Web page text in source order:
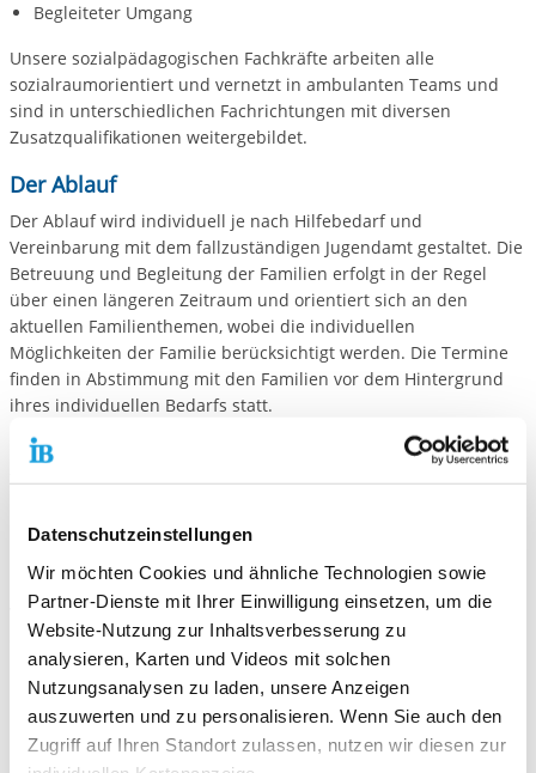
Datenschutzeinstellungen
Wir möchten Cookies und ähnliche Technologien sowie
Partner-Dienste mit Ihrer Einwilligung einsetzen, um die
Website-Nutzung zur Inhaltsverbesserung zu
analysieren, Karten und Videos mit solchen
Nutzungsanalysen zu laden, unsere Anzeigen
auszuwerten und zu personalisieren. Wenn Sie auch den
Zugriff auf Ihren Standort zulassen, nutzen wir diesen zur
Begleiteter Umgang
Unsere sozialpädagogischen Fachkräfte arbeiten alle
sozialraumorientiert und vernetzt in ambulanten Teams und
sind in unterschiedlichen Fachrichtungen mit diversen
Zusatzqualifikationen weitergebildet.
Der Ablauf
Der Ablauf wird individuell je nach Hilfebedarf und
Vereinbarung mit dem fallzuständigen Jugendamt gestaltet. Die
Betreuung und Begleitung der Familien erfolgt in der Regel
über einen längeren Zeitraum und orientiert sich an den
aktuellen Familienthemen, wobei die individuellen
Möglichkeiten der Familie berücksichtigt werden. Die Termine
finden in Abstimmung mit den Familien vor dem Hintergrund
ihres individuellen Bedarfs statt.
Das Hilfsangebot erfolgt auf ambulantem Wege, d.h. die Hilfen
Räumen statt.
Die Voraussetzungen
Voraussetzung für die Hilfe ist ein Antrag durch die Eltern (bzw.
der alleinerziehende Elternteil), die Sorgeberechtigten oder das
Kind/der Jugendliche beim Jugendamt. Hilfen zur Erziehung
plant und gewährt das Jugendamt in einem Hilfeplangespräch
mit allen Beteiligten. Die gesetzlichen Grundlagen sind die
Hilfen zur Erziehung, hier §§ 30,31 und ggf. 41 SGB VIII. Die